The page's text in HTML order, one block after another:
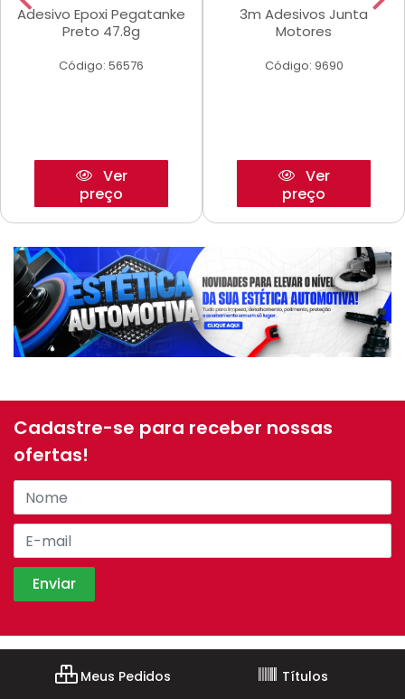
Adesivo Epoxi Pegatanke
Preto 47.8g
Código: 56576
Ver
preço
3m Adesivos Junta
Motores
Código: 9690
Ver
preço
Cadastre-se para receber nossas
ofertas!
Meus Pedidos
Títulos